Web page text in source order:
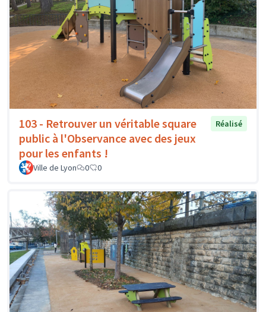
103 - Retrouver un véritable square
public à l'Observance avec des jeux
pour les enfants !
Réalisé
Ville de Lyon 0 0